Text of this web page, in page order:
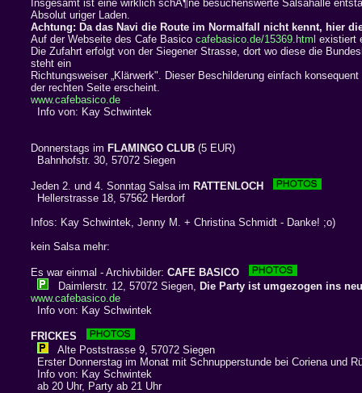
Insgesamt ist eine wirklich schÃ¶ne besuchenswerte Salsahalle
Absolut uriger Laden.
Achtung: Da das Navi die Route im Normalfall nicht kennt, hier
Auf der Webseite des Cafe Basico cafebasico.de/15369.html existiert
Die Zufahrt erfolgt von der Siegener Strasse, dort wo diese die
steht ein
Richtungsweiser „Klärwerk". Dieser Beschilderung einfach
der rechten Seite erscheint.
www.cafebasico.de
Info von: Kay Schwintek
Donnerstags im FLAMINGO CLUB (5 EUR)
Bahnhofstr. 30, 57072 Siegen
Jeden 2. und 4. Sonntag Salsa im RATTENLOCH
Hellerstrasse 18, 57562 Herdorf
Infos: Kay Schwintek, Jenny M. + Christina Schmidt - Danke! ;o)
kein Salsa mehr:
Es war einmal - Archivbilder: CAFE BASICO
Daimlerstr. 12, 57072 Siegen, Die Party ist umgezogen ins
www.cafebasico.de
Info von: Kay Schwintek
FRICKES
Alte Poststrasse 9, 57072 Siegen
Erster Donnerstag im Monat mit Schnupperstunde bei Coriena und
Info von: Kay Schwintek
ab 20 Uhr, Party ab 21 Uhr